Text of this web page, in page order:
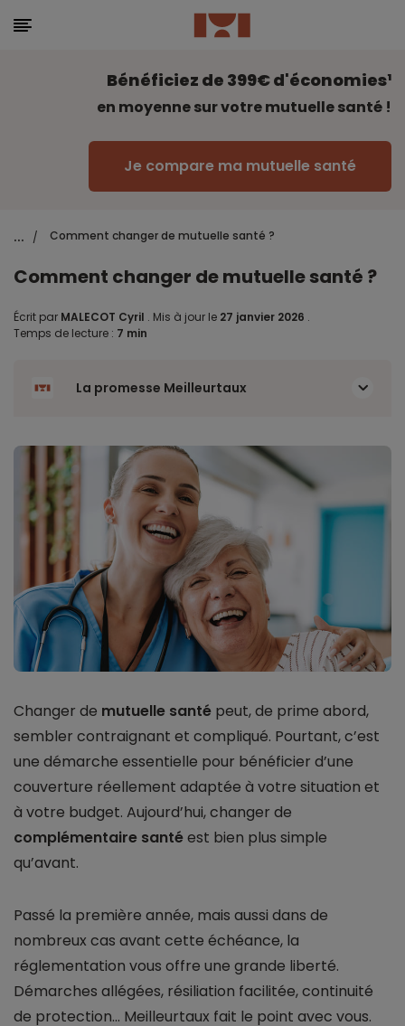
Bénéficiez de 399€ d'économies¹
en moyenne sur votre mutuelle santé !
Je compare ma mutuelle santé
... / Comment changer de mutuelle santé ?
Comment changer de mutuelle santé ?
Écrit par MALECOT Cyril . Mis à jour le 27 janvier 2026 .
Temps de lecture : 7 min
La promesse Meilleurtaux
Changer de mutuelle santé peut, de prime abord,
sembler contraignant et compliqué. Pourtant, c’est
une démarche essentielle pour bénéficier d’une
couverture réellement adaptée à votre situation et
à votre budget. Aujourd’hui, changer de
complémentaire santéest bien plus simple
qu’avant.
Passé la première année, mais aussi dans de
nombreux cas avant cette échéance, la
réglementation vous offre une grande liberté.
Démarches allégées, résiliation facilitée, continuité
de protection... Meilleurtaux fait le point avec vous.